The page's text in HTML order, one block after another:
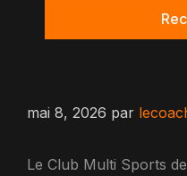
mai 8, 2026 par
Le Club Multi Sports